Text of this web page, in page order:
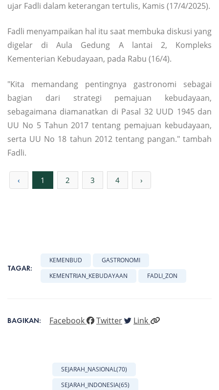
ujar Fadli dalam keterangan tertulis, Kamis (17/4/2025).
Fadli menyampaikan hal itu saat membuka diskusi yang
digelar di Aula Gedung A lantai 2, Kompleks
Kementerian Kebudayaan, pada Rabu (16/4).
"Kita memandang pentingnya gastronomi sebagai
bagian dari strategi pemajuan kebudayaan,
sebagaimana diamanatkan di Pasal 32 UUD 1945 dan
UU No 5 Tahun 2017 tentang pemajuan kebudayaan,
serta UU No 18 tahun 2012 tentang pangan." tambah
Fadli.
‹ 1 2 3 4 ›
TAGAR:
KEMENBUD
GASTRONOMI
KEMENTRIAN_KEBUDAYAAN
FADLI_ZON
BAGIKAN: Facebook Twitter Link
SEJARAH_NASIONAL(70)
SEJARAH_INDONESIA(65)